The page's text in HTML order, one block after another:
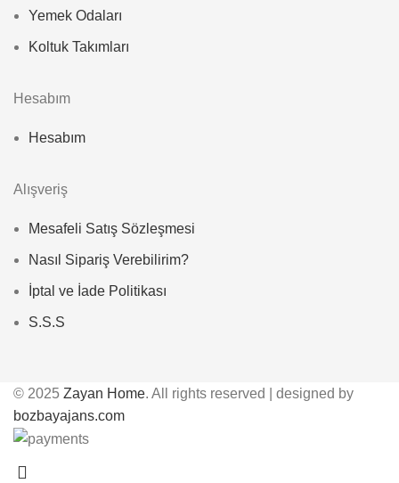
Yemek Odaları
Koltuk Takımları
Hesabım
Hesabım
Alışveriş
Mesafeli Satış Sözleşmesi
Nasıl Sipariş Verebilirim?
İptal ve İade Politikası
S.S.S
© 2025 Zayan Home. All rights reserved | designed by
bozbayajans.com